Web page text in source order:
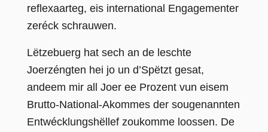
reflexaarteg, eis international Engagementer
zeréck schrauwen.
Lëtzebuerg hat sech an de leschte
Joerzéngten hei jo un d’Spëtzt gesat,
andeem mir all Joer ee Prozent vun eisem
Brutto-National-Akommes der sougenannten
Entwécklungshëllef zoukomme loossen. De